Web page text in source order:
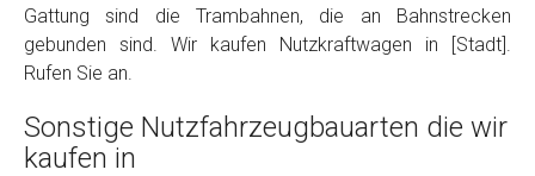
Gattung sind die Trambahnen, die an Bahnstrecken
gebunden sind. Wir kaufen Nutzkraftwagen in [Stadt].
Rufen Sie an.
Sonstige Nutzfahrzeugbauarten die wir
kaufen in